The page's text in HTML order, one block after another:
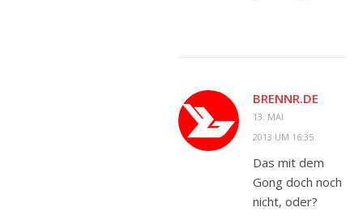
BRENNR.DE
13. MAI
2013 UM 16:35
Das mit dem
Gong doch noch
nicht, oder?